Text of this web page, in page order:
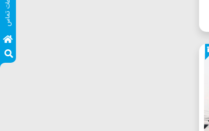
اطلاعات تماس